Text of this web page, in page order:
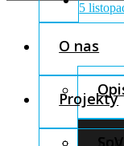
O nas
Projekty
5